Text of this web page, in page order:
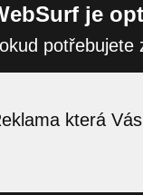
je
potřebujete
která